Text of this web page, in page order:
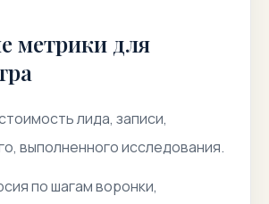
метрики для
лида, записи,
выполненного исследования.
по шагам воронки,